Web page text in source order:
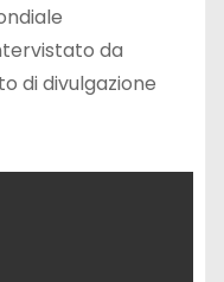
da
di divulgazione